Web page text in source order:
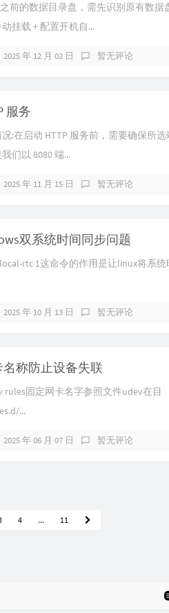
之前的数据目录盘，需先识别原有数据
挂载 + 配置开机自...
2025 年 12 月 02 日 暂无评论
服务
:在启动 HTTP 服务前，需要确保所
们以 8080 端...
2025 年 11 月 15 日 暂无评论
双系统时间同步问题
rtc 1这命令的作用是让linux将系统
2025 年 10 月 13 日 暂无评论
名称防止设备失联
rules固定网卡名字参照文件udev在目
...
2025 年 06 月 07 日 暂无评论
4 ... 11